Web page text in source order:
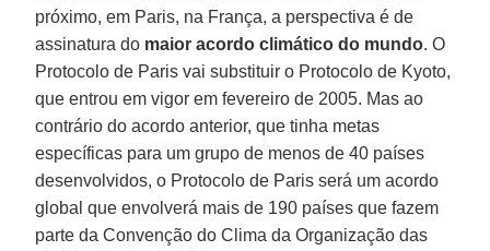
próximo, em Paris, na França, a perspectiva é de
assinatura do maior acordo climático do mundo. O
Protocolo de Paris vai substituir o Protocolo de Kyoto,
que entrou em vigor em fevereiro de 2005. Mas ao
contrário do acordo anterior, que tinha metas
específicas para um grupo de menos de 40 países
desenvolvidos, o Protocolo de Paris será um acordo
global que envolverá mais de 190 países que fazem
parte da Convenção do Clima da Organização das